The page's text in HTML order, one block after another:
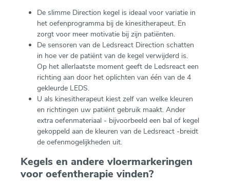
De slimme Direction kegel is ideaal voor variatie in
het oefenprogramma bij de kinesitherapeut. En
zorgt voor meer motivatie bij zijn patiënten.
De sensoren van de Ledsreact Direction schatten
in hoe ver de patiënt van de kegel verwijderd is.
Op het allerlaatste moment geeft de Ledsreact een
richting aan door het oplichten van één van de 4
gekleurde LEDS.
U als kinesitherapeut kiest zelf van welke kleuren
en richtingen uw patiënt gebruik maakt. Ander
extra oefenmateriaal - bijvoorbeeld een bal of kegel
gekoppeld aan de kleuren van de Ledsreact -breidt
de oefenmogelijkheden uit.
Kegels en andere vloermarkeringen
voor oefentherapie vinden?